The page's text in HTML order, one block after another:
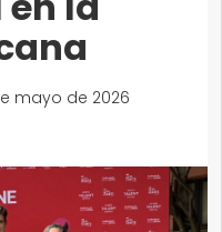
mayo de 2026